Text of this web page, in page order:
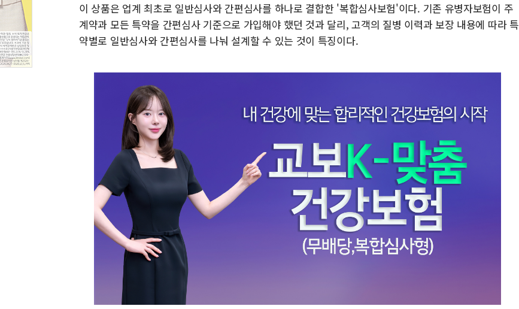
이 상품은 업계 최초로 일반심사와 간편심사를 하나로 결합한 '복합심사보험'이다. 기존 유병자보험이 주
계약과 모든 특약을 간편심사 기준으로 가입해야 했던 것과 달리, 고객의 질병 이력과 보장 내용에 따라 특
약별로 일반심사와 간편심사를 나눠 설계할 수 있는 것이 특징이다.